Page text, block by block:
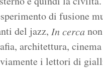
di fusione
del jazz, In cerca
architettura,
i lettori di